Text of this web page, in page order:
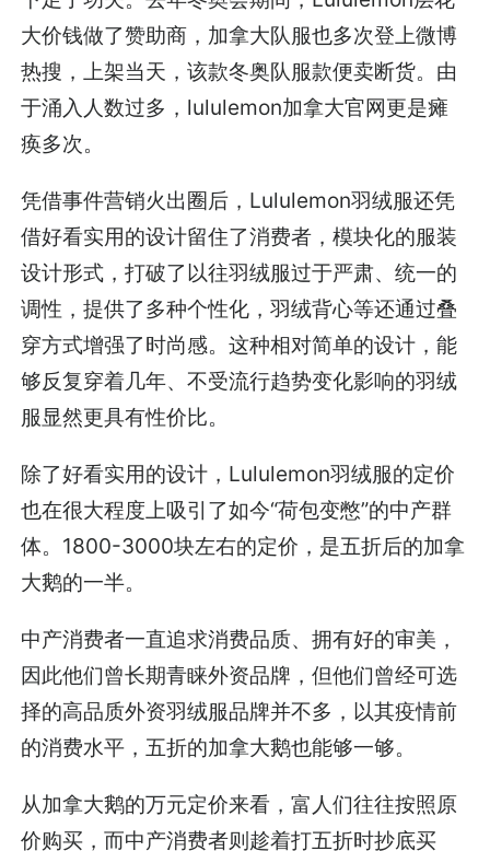
大价钱做了赞助商，加拿大队服也多次登上微博
热搜，上架当天，该款冬奥队服款便卖断货。由
于涌入人数过多，lululemon加拿大官网更是瘫
痪多次。
凭借事件营销火出圈后，Lululemon羽绒服还凭
借好看实用的设计留住了消费者，模块化的服装
设计形式，打破了以往羽绒服过于严肃、统一的
调性，提供了多种个性化，羽绒背心等还通过叠
穿方式增强了时尚感。这种相对简单的设计，能
够反复穿着几年、不受流行趋势变化影响的羽绒
服显然更具有性价比。
除了好看实用的设计，Lululemon羽绒服的定价
也在很大程度上吸引了如今“荷包变憋”的中产群
体。1800-3000块左右的定价，是五折后的加拿
大鹅的一半。
中产消费者一直追求消费品质、拥有好的审美，
因此他们曾长期青睐外资品牌，但他们曾经可选
择的高品质外资羽绒服品牌并不多，以其疫情前
的消费水平，五折的加拿大鹅也能够一够。
从加拿大鹅的万元定价来看，富人们往往按照原
价购买，而中产消费者则趁着打五折时抄底买